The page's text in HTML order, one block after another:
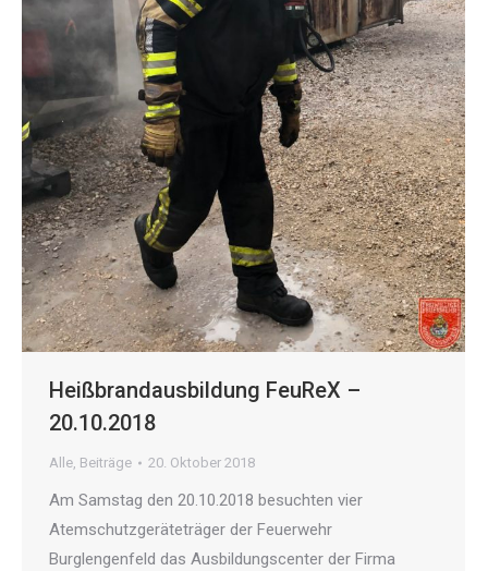
Heißbrandausbildung FeuReX –
20.10.2018
Alle, Beiträge 20. Oktober 2018
Am Samstag den 20.10.2018 besuchten vier
Atemschutzgeräteträger der Feuerwehr
Burglengenfeld das Ausbildungscenter der Firma